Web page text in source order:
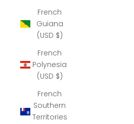
French
Guiana
(USD $)
French
Polynesia
(USD $)
French
Southern
Territories